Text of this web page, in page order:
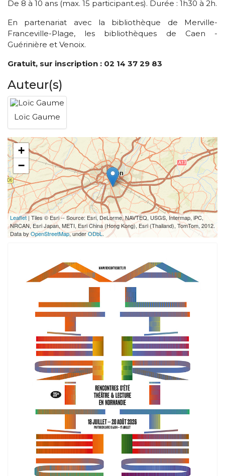
De 8 à 10 ans (max. 15 participant.es). Durée : 1h30 à 2h.
En partenariat avec la bibliothèque de Merville-
Franceville-Plage, les bibliothèques de Caen -
Guérinière et Venoix.
Gratuit, sur inscription : 02 14 37 29 83
Auteur(s)
Loïc Gaume
+
−
Leaflet| Tiles © Esri -- Source: Esri, DeLorme, NAVTEQ, USGS, Intermap, iPC,
NRCAN, Esri Japan, METI, Esri China (Hong Kong), Esri (Thailand), TomTom, 2012.
Data by OpenStreetMap, underODbL.